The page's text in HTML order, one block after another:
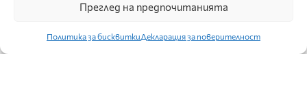
Преглед на предпочитанията
Политика за бисквиткиДекларация за поверителност
МОДА В ХАРМОНИЯ С ОКОЛНАТА СРЕДА